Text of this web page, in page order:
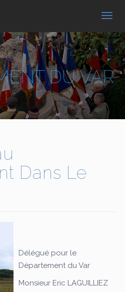
DU VAR
Dans Le
Délégué pour le
Département du Var
Monsieur Eric LAGUILLIEZ